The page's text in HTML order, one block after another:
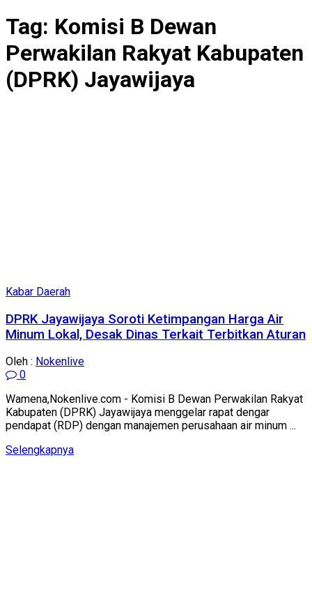
Tag: Komisi B Dewan
Perwakilan Rakyat Kabupaten
(DPRK) Jayawijaya
Kabar Daerah
DPRK Jayawijaya Soroti Ketimpangan Harga Air
Minum Lokal, Desak Dinas Terkait Terbitkan Aturan
Oleh : Nokenlive
0
Wamena,Nokenlive.com - Komisi B Dewan Perwakilan Rakyat
Kabupaten (DPRK) Jayawijaya menggelar rapat dengar
pendapat (RDP) dengan manajemen perusahaan air minum ...
SelengkapnyaDetails